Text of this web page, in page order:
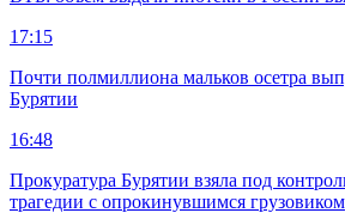
17:15
Почти полмиллиона мальков осетра
Бурятии
16:48
Прокуратура Бурятии взяла под
трагедии с опрокинувшимся грузовиком